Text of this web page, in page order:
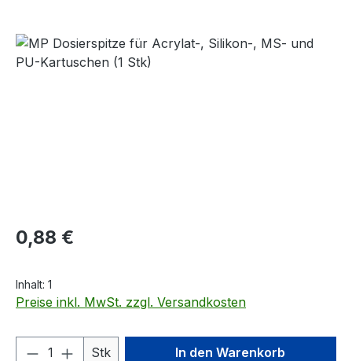
Bildergalerie überspringen
Regulärer Preis:
0,88 €
Inhalt: 1
Preise inkl. MwSt. zzgl. Versandkosten
Produkt Anzahl: Gib den
Stk In den Warenkorb